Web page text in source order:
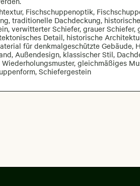
Fischschuppenoptik,
traditionelle Dachdeckung,
verwitterter Schiefer, grauer Schiefer,
Detail, historische
für denkmalgeschützte Gebäude,
Außendesign, klassischer Stil,
gleichmäßiges
Schiefergestein